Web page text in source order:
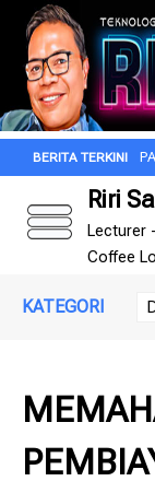
SEHARI-
Riri
Lecturer
Coffee
KATEGORI